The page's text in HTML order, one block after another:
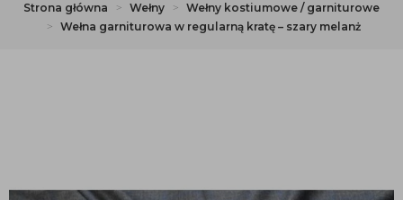
Strona główna Wełny
Wełny kostiumowe / garniturowe
Wełna garniturowa w regularną kratę – szary melanż